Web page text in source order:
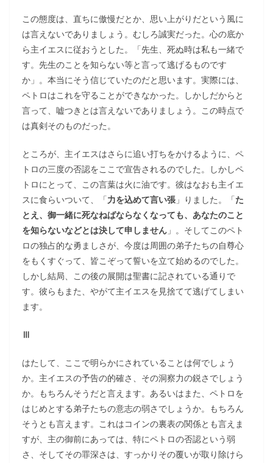
この態度は、直ちに傲慢だとか、思い上がりだという風に
は言えないでありましょう。むしろ誠実だった。心の底か
ら主イエスに従おうとした。「先生、死ぬ時は私も一緒で
す。先生のことを知らない等と言って逃げるものです
か」。本当にそう信じていたのだと思います。実際には、
ペトロはこれを守ることができなかった。しかしだからと
言って、嘘つきとは言えないでありましょう。この時点で
は真剣そのものだった。
ところが、主イエスはさらに追い打ちをかけるように、ペ
トロの三度の否認をここで宣告されるのでした。しかしペ
トロにとって、この言葉は火に油です。彼はなおも主イエ
スに食らいついて、「力を込めて言い張 」りました。「た
とえ、御一緒に死なねばならなくなっても、あなたのこと
を知らないなどとは決して申しません 」。そしてこのペト
ロの独占的な勇ましさが、今度は周囲の弟子たちの自尊心
をもくすぐって、皆こぞって誓いを立て始めるのでした。
しかし結局、この後の展開は聖書に記されている通りで
す。彼らもまた、やがて主イエスを見捨てて逃げてしまい
ます。
Ⅲ
はたして、ここで明らかにされていることは何でしょう
か。主イエスの予告の的確さ、その洞察力の鋭さでしょう
か。もちろんそうだと言えます。あるいはまた、ペトロを
はじめとする弟子たちの意志の弱さでしょうか。もちろん
そうとも言えます。これはコインの裏表の関係とも言えま
すが、主の御前にあっては、特にペトロの否認という弱
さ、そしてその罪深さは、すっかりその覆いが取り除けら